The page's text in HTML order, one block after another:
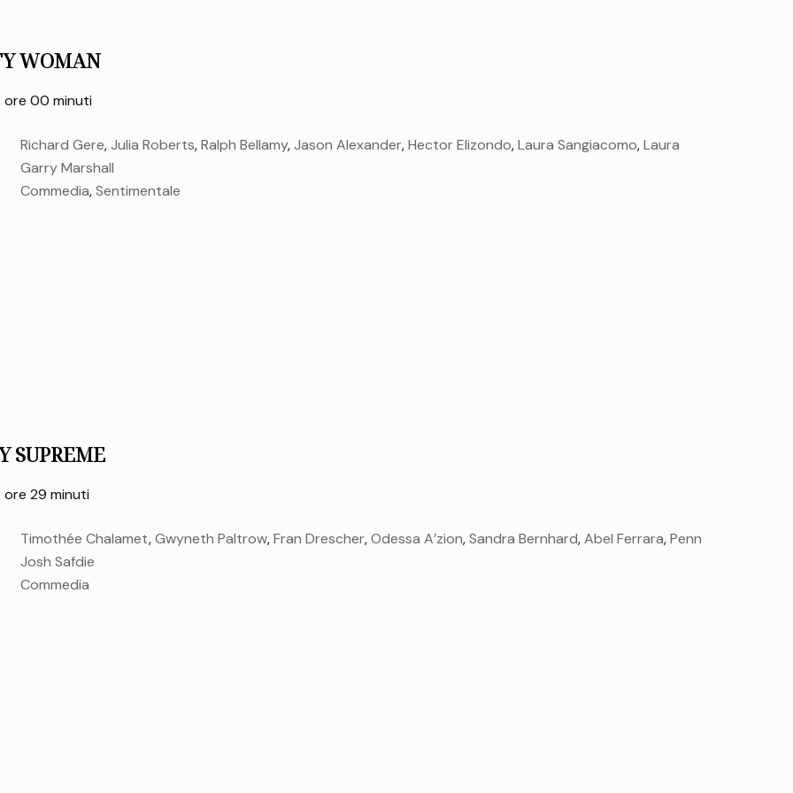
WOMAN
ore 00 minuti
Richard Gere,Julia Roberts,Ralph Bellamy,Jason Alexander,Hector Elizondo,Laura Sangiacomo,Laura
,Amy Yasbeck
Garry Marshall
Commedia,Sentimentale
SUPREME
ore 29 minuti
Timothée Chalamet,Gwyneth Paltrow,Fran Drescher,Odessa A’zion,Sandra Bernhard,Abel Ferrara,Penn
Spenser Granese
Josh Safdie
Commedia